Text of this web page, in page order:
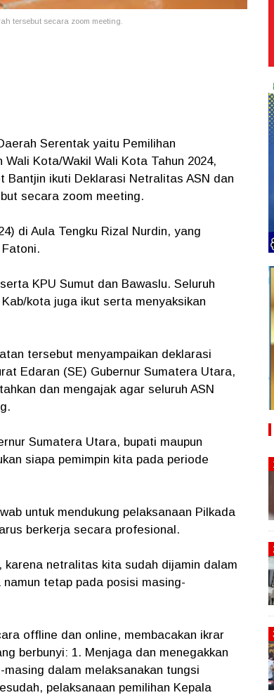
tersebut secara zoom meeting.
Serentak yaitu Pemilihan
Kota/Wakil Wali Kota Tahun 2024,
Bantjin ikuti Deklarasi Netralitas ASN dan
secara zoom meeting.
di Aula Tengku Rizal Nurdin, yang
KPU Sumut dan Bawaslu. Seluruh
kota juga ikut serta menyaksikan
tersebut menyampaikan deklarasi
Edaran (SE) Gubernur Sumatera Utara,
dan mengajak agar seluruh ASN
Sumatera Utara, bupati maupun
siapa pemimpin kita pada periode
untuk mendukung pelaksanaan Pilkada
berkerja secara profesional.
netralitas kita sudah dijamin dalam
tetap pada posisi masing-
offline dan online, membacakan ikrar
berbunyi: 1. Menjaga dan menegakkan
dalam melaksanakan tungsi
pelaksanaan pemilihan Kepala